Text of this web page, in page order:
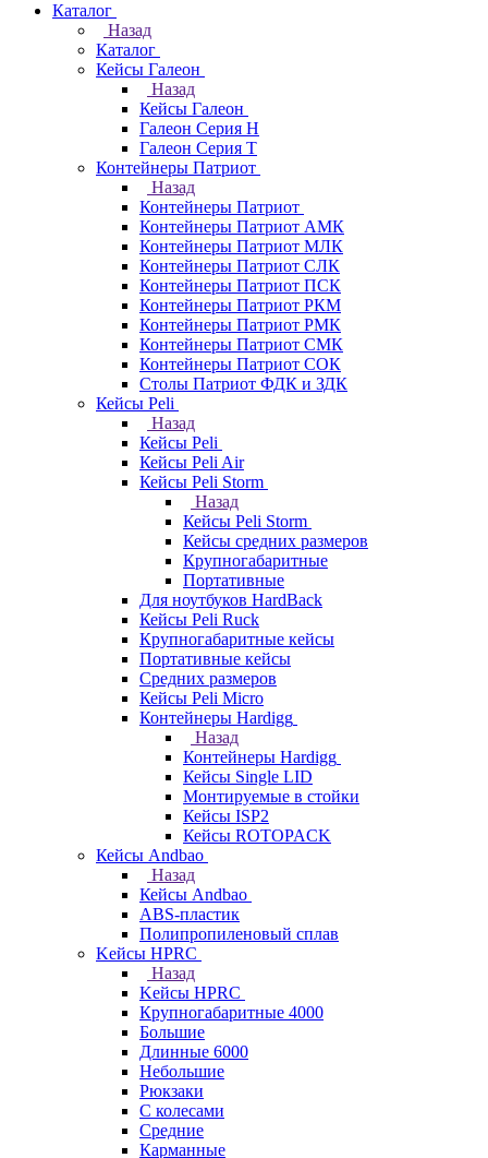
Каталог
Назад
Каталог
Кейсы Галеон
Назад
Кейсы Галеон
Галеон Серия Н
Галеон Серия Т
Контейнеры Патриот
Назад
Контейнеры Патриот
Контейнеры Патриот АМК
Контейнеры Патриот МЛК
Контейнеры Патриот CЛК
Контейнеры Патриот ПСК
Контейнеры Патриот РКМ
Контейнеры Патриот РМК
Контейнеры Патриот СМК
Контейнеры Патриот СОК
Столы Патриот ФДК и ЗДК
Кейсы Peli
Назад
Кейсы Peli
Кейсы Peli Air
Кейсы Peli Storm
Назад
Кейсы Peli Storm
Кейсы средних размеров
Крупногабаритные
Портативные
Для ноутбуков HardBack
Кейсы Peli Ruck
Крупногабаритные кейсы
Портативные кейсы
Средних размеров
Кейсы Peli Micro
Контейнеры Hardigg
Назад
Контейнеры Hardigg
Кейсы Single LID
Монтируемые в стойки
Кейсы ISP2
Кейсы ROTOPACK
Кейсы Andbao
Назад
Кейсы Andbao
ABS-пластик
Полипропиленовый сплав
Kейсы HPRC
Назад
Kейсы HPRC
Крупногабаритные 4000
Большие
Длинные 6000
Небольшие
Рюкзаки
С колесами
Средние
Карманные